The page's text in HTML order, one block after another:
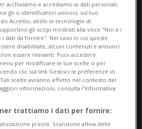
archiviamo e accediamo ai dati personali,
gli o identificatori univoci, sul tuo
Accetto, abiliti le tecnologie di
gli scopi mostrati alla voce "Noi e i
dati da fornire". Nel caso in cui queste
disabilitate, alcuni contenuti e annunci
essere rilevanti. Puoi accedere
per modificare le tue scelte o per
clic sul link Gestisci le preferenze in
scelte avranno effetto nel contesto del
informazioni, consulta l'Informativa
trattiamo i dati per fornire:
precisi. Scansione attiva delle